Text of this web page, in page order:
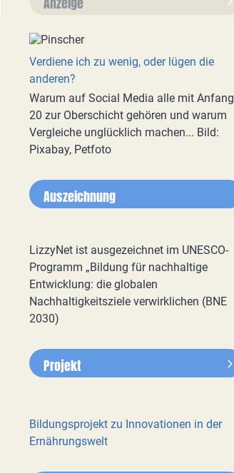
Verdiene ich zu wenig, oder lügen die
anderen?
Warum auf Social Media alle mit Anfang
20 zur Oberschicht gehören und warum
Vergleiche unglücklich machen... Bild:
Pixabay, Petfoto
Auszeichnung
LizzyNet ist ausgezeichnet im UNESCO-
Programm „Bildung für nachhaltige
Entwicklung: die globalen
Nachhaltigkeitsziele verwirklichen (BNE
2030)
Projekt
Bildungsprojekt zu Innovationen in der
Ernährungswelt